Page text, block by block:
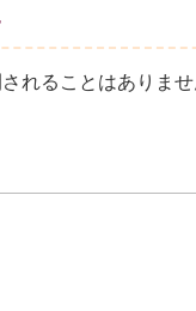
れることはありませ